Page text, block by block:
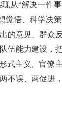
从“解决一件事
觉悟、科学决
的意见、群众
伍能力建设，
式主义、官僚
不误、两促进